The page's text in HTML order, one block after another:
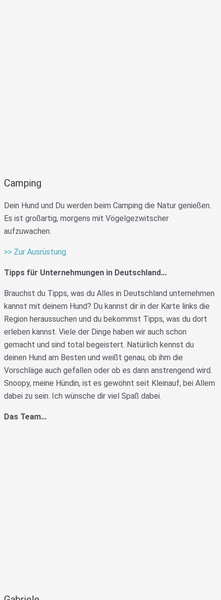
Camping
Dein Hund und Du werden beim Camping die Natur genießen.
Es ist großartig, morgens mit Vögelgezwitscher
aufzuwachen.
>> Zur Ausrüstung
Tipps für Unternehmungen in Deutschland…
Brauchst du Tipps, was du Alles in Deutschland unternehmen
kannst mit deinem Hund? Du kannst dir in der Karte links die
Region heraussuchen und du bekommst Tipps, was du dort
erleben kannst. Viele der Dinge haben wir auch schon
gemacht und sind total begeistert. Natürlich kennst du
deinen Hund am Besten und weißt genau, ob ihm die
Vorschläge auch gefallen oder ob es dann anstrengend wird.
Snoopy, meine Hündin, ist es gewöhnt seit Kleinauf, bei Allem
dabei zu sein. Ich wünsche dir viel Spaß dabei.
Das Team…